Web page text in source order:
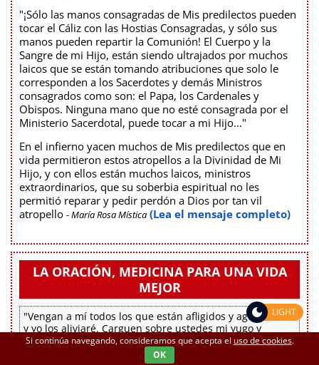
"¡Sólo las manos consagradas de Mis predilectos pueden
tocar el Cáliz con las Hostias Consagradas, y sólo sus
manos pueden repartir la Comunión! El Cuerpo y la
Sangre de mi Hijo, están siendo ultrajados por muchos
laicos que se están tomando atribuciones que solo le
corresponden a los Sacerdotes y demás Ministros
consagrados como son: el Papa, los Cardenales y
Obispos. Ninguna mano que no esté consagrada por el
Ministerio Sacerdotal, puede tocar a mi Hijo..."
En el infierno yacen muchos de Mis predilectos que en
vida permitieron estos atropellos a la Divinidad de Mi
Hijo, y con ellos están muchos laicos, ministros
extraordinarios, que su soberbia espiritual no les
permitió reparar y pedir perdón a Dios por tan vil
atropello - María Rosa Mística (Lea el mensaje completo)
LA ORACIÓN, MEDICINA PARA UNA VIDA
MEJOR
"Vengan a mí todos los que están afligidos y agobiados,
y yo los aliviaré. Carguen sobre ustedes mi yugo y
aprendan de mí, porque soy paciente y humilde de
corazón, y así encontrarán alivio. Porque mi yugo es
Si continúa navegando, consideramos que acepta el uso de cookies.
OK
LIGHT